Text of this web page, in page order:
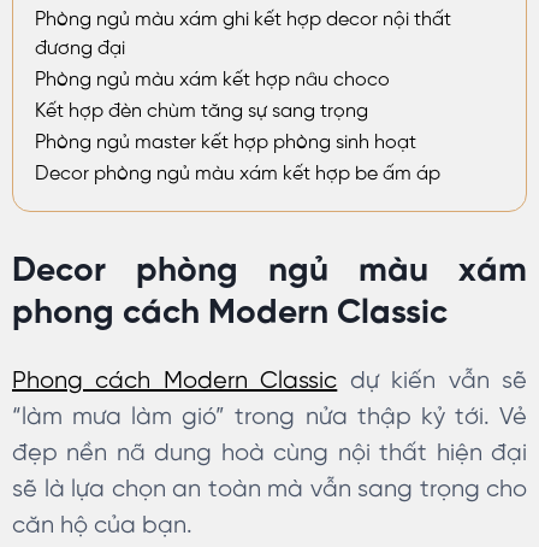
Phòng ngủ màu xám ghi kết hợp decor nội thất
đương đại
Phòng ngủ màu xám kết hợp nâu choco
Kết hợp đèn chùm tăng sự sang trọng
Phòng ngủ master kết hợp phòng sinh hoạt
Decor phòng ngủ màu xám kết hợp be ấm áp
Decor phòng ngủ màu xám
phong cách Modern Classic
Phong cách Modern Classic dự kiến vẫn sẽ
“làm mưa làm gió” trong nửa thập kỷ tới. Vẻ
đẹp nền nã dung hoà cùng nội thất hiện đại
sẽ là lựa chọn an toàn mà vẫn sang trọng cho
căn hộ của bạn.